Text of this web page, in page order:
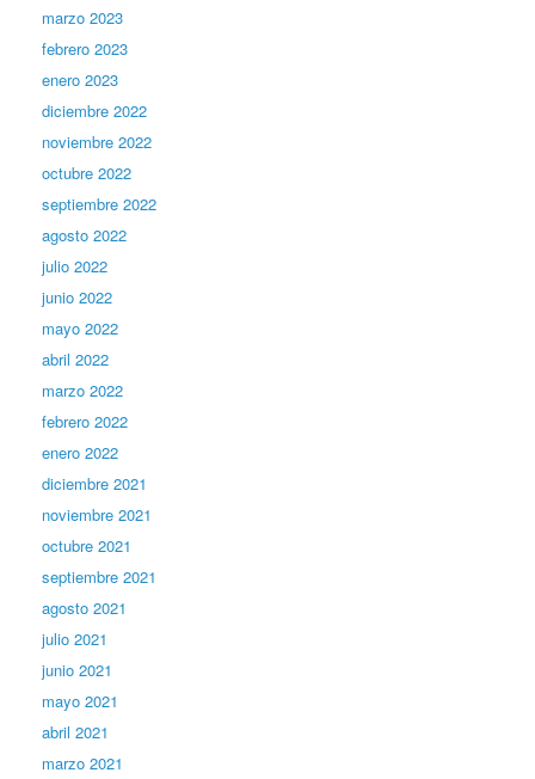
marzo 2023
febrero 2023
enero 2023
diciembre 2022
noviembre 2022
octubre 2022
septiembre 2022
agosto 2022
julio 2022
junio 2022
mayo 2022
abril 2022
marzo 2022
febrero 2022
enero 2022
diciembre 2021
noviembre 2021
octubre 2021
septiembre 2021
agosto 2021
julio 2021
junio 2021
mayo 2021
abril 2021
marzo 2021